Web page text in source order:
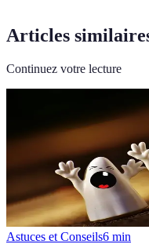
Articles
Continuez votre lecture
Astuces et Conseils6 min